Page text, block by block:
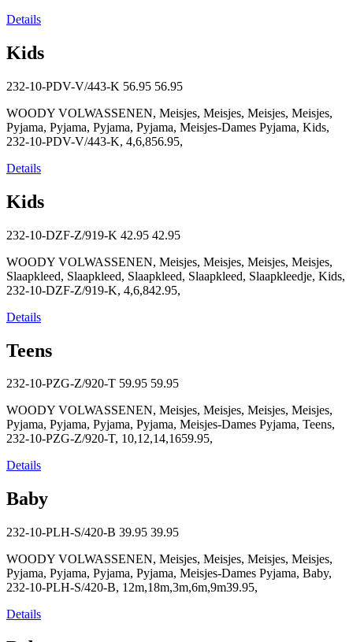
Details
Kids
232-10-PDV-V/443-K 56.95 56.95
WOODY VOLWASSENEN, Meisjes, Meisjes, Meisjes, Meisjes,
Pyjama, Pyjama, Pyjama, Pyjama, Meisjes-Dames Pyjama, Kids,
232-10-PDV-V/443-K, 4,6,856.95,
Details
Kids
232-10-DZF-Z/919-K 42.95 42.95
WOODY VOLWASSENEN, Meisjes, Meisjes, Meisjes, Meisjes,
Slaapkleed, Slaapkleed, Slaapkleed, Slaapkleed, Slaapkleedje, Kids,
232-10-DZF-Z/919-K, 4,6,842.95,
Details
Teens
232-10-PZG-Z/920-T 59.95 59.95
WOODY VOLWASSENEN, Meisjes, Meisjes, Meisjes, Meisjes,
Pyjama, Pyjama, Pyjama, Pyjama, Meisjes-Dames Pyjama, Teens,
232-10-PZG-Z/920-T, 10,12,14,1659.95,
Details
Baby
232-10-PLH-S/420-B 39.95 39.95
WOODY VOLWASSENEN, Meisjes, Meisjes, Meisjes, Meisjes,
Pyjama, Pyjama, Pyjama, Pyjama, Meisjes-Dames Pyjama, Baby,
232-10-PLH-S/420-B, 12m,18m,3m,6m,9m39.95,
Details